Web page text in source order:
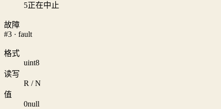
5正在中止
故障
#3 · fault
格式
uint8
读写
R / N
值
0null